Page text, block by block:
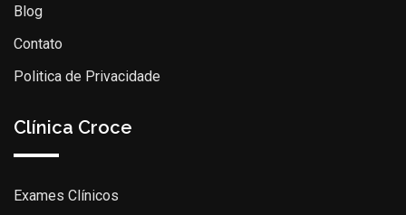
Blog
Contato
Politica de Privacidade
Clínica Croce
Exames Clínicos